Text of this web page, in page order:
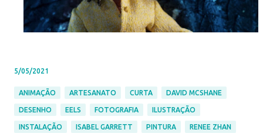
5/05/2021
ANIMAÇÃO ARTESANATO CURTA DAVID MCSHANE
DESENHO EELS FOTOGRAFIA ILUSTRAÇÃO
INSTALAÇÃO ISABEL GARRETT PINTURA RENEE ZHAN